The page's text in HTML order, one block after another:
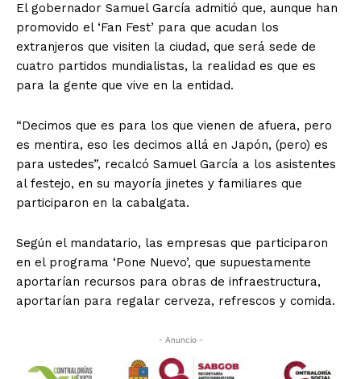
El gobernador Samuel García admitió que, aunque han
promovido el ‘Fan Fest’ para que acudan los
extranjeros que visiten la ciudad, que será sede de
cuatro partidos mundialistas, la realidad es que es
para la gente que vive en la entidad.
“Decimos que es para los que vienen de afuera, pero
es mentira, eso les decimos allá en Japón, (pero) es
para ustedes”, recalcó Samuel García a los asistentes
al festejo, en su mayoría jinetes y familiares que
participaron en la cabalgata.
Según el mandatario, las empresas que participaron
en el programa ‘Pone Nuevo’, que supuestamente
aportarían recursos para obras de infraestructura,
aportarían para regalar cerveza, refrescos y comida.
- Anuncio -